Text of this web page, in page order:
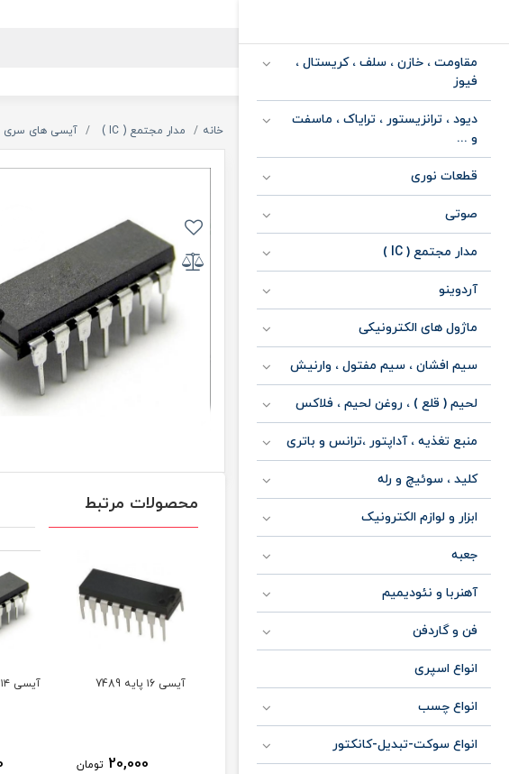
مقاومت ، خازن ، سلف ، کریستال ،
فیوز
دیود ، ترانزیستور ، ترایاک ، ماسفت
و ...
قطعات نوری
صوتی
مدار مجتمع ( IC )
آردوینو
ماژول های الکترونیکی
سیم افشان ، سیم مفتول ، وارنیش
لحیم ( قلع ) ، روغن لحیم ، فلاکس
منبع تغذیه ، آداپتور ،ترانس و باتری
کلید ، سوئیچ و رله
ابزار و لوازم الکترونیک
جعبه
آهنربا و نئودیمیم
فن و گاردفن
انواع اسپری
انواع چسب
انواع سوکت-تبدیل-کانکتور
خانه مدار مجتمع ( IC ) آیسی های سری 74xx
محصولات مرتبط
20,000 تومان 20,000
آیسی ۱۴ پایه 74128
20,000 تومان
آیسی ۱۴ پایه 7470